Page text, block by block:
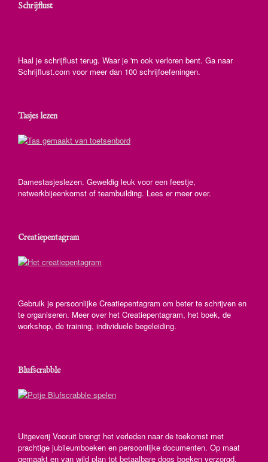
Schrijflust
Haal je schrijflust terug. Waar je 'm ook verloren bent. Ga naar
Schrijflust.com voor meer dan 100 schrijfoefeningen.
Tasjes lezen
Damestasjeslezen. Geweldig leuk voor een feestje,
netwerkbijeenkomst of teambuilding. Lees er meer over.
Creatiepentagram
Gebruik je persoonlijke Creatiepentagram om beter te schrijven en
te organiseren. Meer over het Creatiepentagram, het boek, de
workshop, de training, individuele begeleiding.
Blufscrabble
Uitgeverij Vooruit brengt het verleden naar de toekomst met
prachtige jubileumboeken en persoonlijke documenten. Op maat
gemaakt en van wild plan tot betaalbare doos boeken verzorgd.